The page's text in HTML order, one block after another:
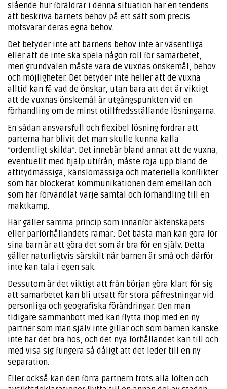
slående hur föräldrar i denna situation har en tendens
att beskriva barnets behov på ett sätt som precis
motsvarar deras egna behov.
Det betyder inte att barnens behov inte är väsentliga
eller att de inte ska spela någon roll för samarbetet,
men grundvalen måste vara de vuxnas önskemål, behov
och möjligheter. Det betyder inte heller att de vuxna
alltid kan få vad de önskar, utan bara att det är viktigt
att de vuxnas önskemål är utgångspunkten vid en
förhandling om de minst otillfredsställande lösningarna.
En sådan ansvarsfull och flexibel lösning fordrar att
parterna har blivit det man skulle kunna kalla
”ordentligt skilda”. Det innebär bland annat att de vuxna,
eventuellt med hjälp utifrån, måste röja upp bland de
attitydmässiga, känslomässiga och materiella konflikter
som har blockerat kommunikationen dem emellan och
som har förvandlat varje samtal och förhandling till en
maktkamp.
Här gäller samma princip som innanför äktenskapets
eller parförhållandets ramar: Det bästa man kan göra för
sina barn är att göra det som är bra för en själv. Detta
gäller naturligtvis särskilt när barnen är små och därför
inte kan tala i egen sak.
Dessutom är det viktigt att från början göra klart för sig
att samarbetet kan bli utsatt för stora påfrestningar vid
personliga och geografiska förändringar. Den man
tidigare sammanbott med kan flytta ihop med en ny
partner som man själv inte gillar och som barnen kanske
inte har det bra hos, och det nya förhållandet kan till och
med visa sig fungera så dåligt att det leder till en ny
separation.
Eller också kan den förra partnern trots alla löften och